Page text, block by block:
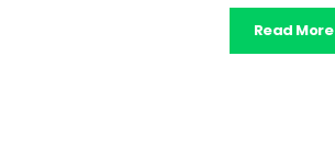
Read More